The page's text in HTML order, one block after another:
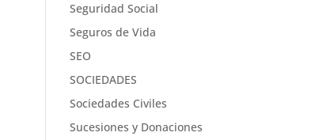
Seguridad Social
Seguros de Vida
SEO
SOCIEDADES
Sociedades Civiles
Sucesiones y Donaciones